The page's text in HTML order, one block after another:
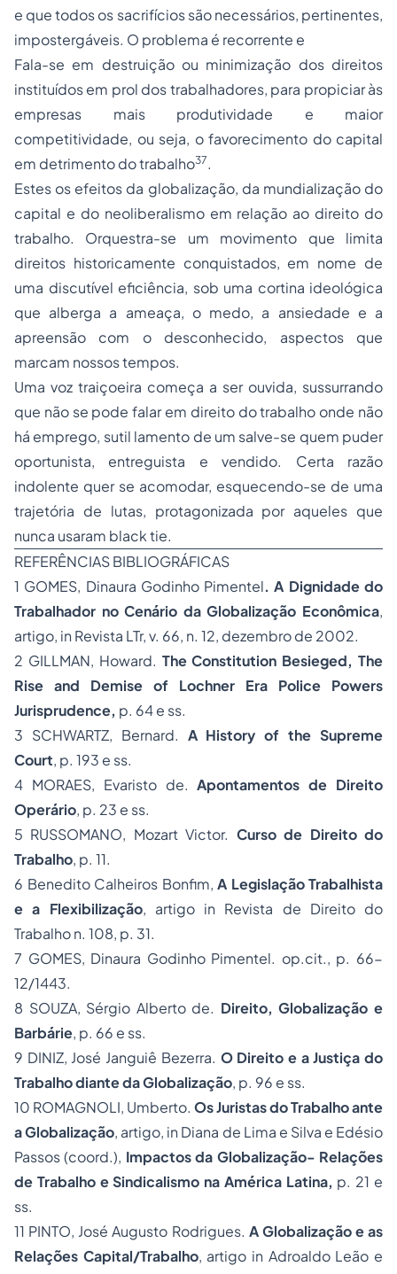
e que todos os sacrifícios são necessários, pertinentes,
impostergáveis. O problema é recorrente e
Fala-se em destruição ou minimização dos direitos
instituídos em prol dos trabalhadores, para propiciar às
empresas mais produtividade e maior
competitividade, ou seja, o favorecimento do capital
em detrimento do trabalho37.
Estes os efeitos da globalização, da mundialização do
capital e do neoliberalismo em relação ao direito do
trabalho. Orquestra-se um movimento que limita
direitos historicamente conquistados, em nome de
uma discutível eficiência, sob uma cortina ideológica
que alberga a ameaça, o medo, a ansiedade e a
apreensão com o desconhecido, aspectos que
marcam nossos tempos.
Uma voz traiçoeira começa a ser ouvida, sussurrando
que não se pode falar em direito do trabalho onde não
há emprego, sutil lamento de um salve-se quem puder
oportunista, entreguista e vendido. Certa razão
indolente quer se acomodar, esquecendo-se de uma
trajetória de lutas, protagonizada por aqueles que
nunca usaram black tie.
REFERÊNCIAS BIBLIOGRÁFICAS
1 GOMES, Dinaura Godinho Pimentel.A Dignidade do
Trabalhador no Cenário da Globalização Econômica,
artigo, in Revista LTr, v. 66, n. 12, dezembro de 2002.
2 GILLMAN, Howard. The Constitution Besieged, The
Rise and Demise of Lochner Era Police Powers
Jurisprudence, p. 64 e ss.
3 SCHWARTZ, Bernard. A History of the Supreme
Court, p. 193 e ss.
4 MORAES, Evaristo de.Apontamentos de Direito
Operário, p. 23 e ss.
5 RUSSOMANO, Mozart Victor. Curso de Direito do
Trabalho, p. 11.
6 Benedito Calheiros Bonfim, A Legislação Trabalhista
e a Flexibilização, artigo in Revista de Direito do
Trabalho n. 108, p. 31.
7 GOMES, Dinaura Godinho Pimentel. op.cit., p. 66-
12/1443.
8 SOUZA, Sérgio Alberto de. Direito, Globalização e
Barbárie, p. 66 e ss.
9 DINIZ, José Janguiê Bezerra. O Direito e a Justiça do
Trabalho diante da Globalização, p. 96 e ss.
10 ROMAGNOLI, Umberto. Os Juristas do Trabalho ante
a Globalização, artigo, in Diana de Lima e Silva e Edésio
Passos (coord.), Impactos da Globalização- Relações
de Trabalho e Sindicalismo na América Latina, p. 21 e
ss.
11 PINTO, José Augusto Rodrigues. A Globalização e as
Relações Capital/Trabalho, artigo in Adroaldo Leão e